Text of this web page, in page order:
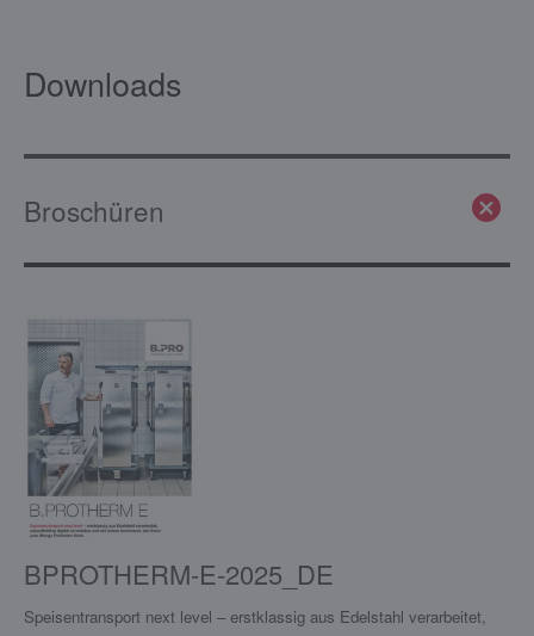
Downloads
Broschüren
BPROTHERM-E-2025_DE
Speisentransport next level – erstklassig aus Edelstahl verarbeitet,